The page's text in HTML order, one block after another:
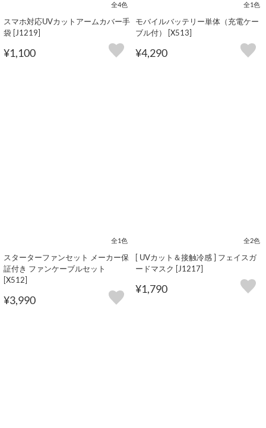
全4色
スマホ対応UVカットアームカバー手
袋 [J1219]
¥1,100
全1色
モバイルバッテリー単体（充電ケー
ブル付） [X513]
¥4,290
全1色
スターターファンセット メーカー保
証付き ファンケーブルセット
[X512]
¥3,990
全2色
[ UVカット＆接触冷感 ] フェイスガ
ードマスク [J1217]
¥1,790